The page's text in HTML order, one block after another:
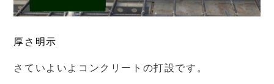
厚さ明示
さていよいよコンクリートの打設です。